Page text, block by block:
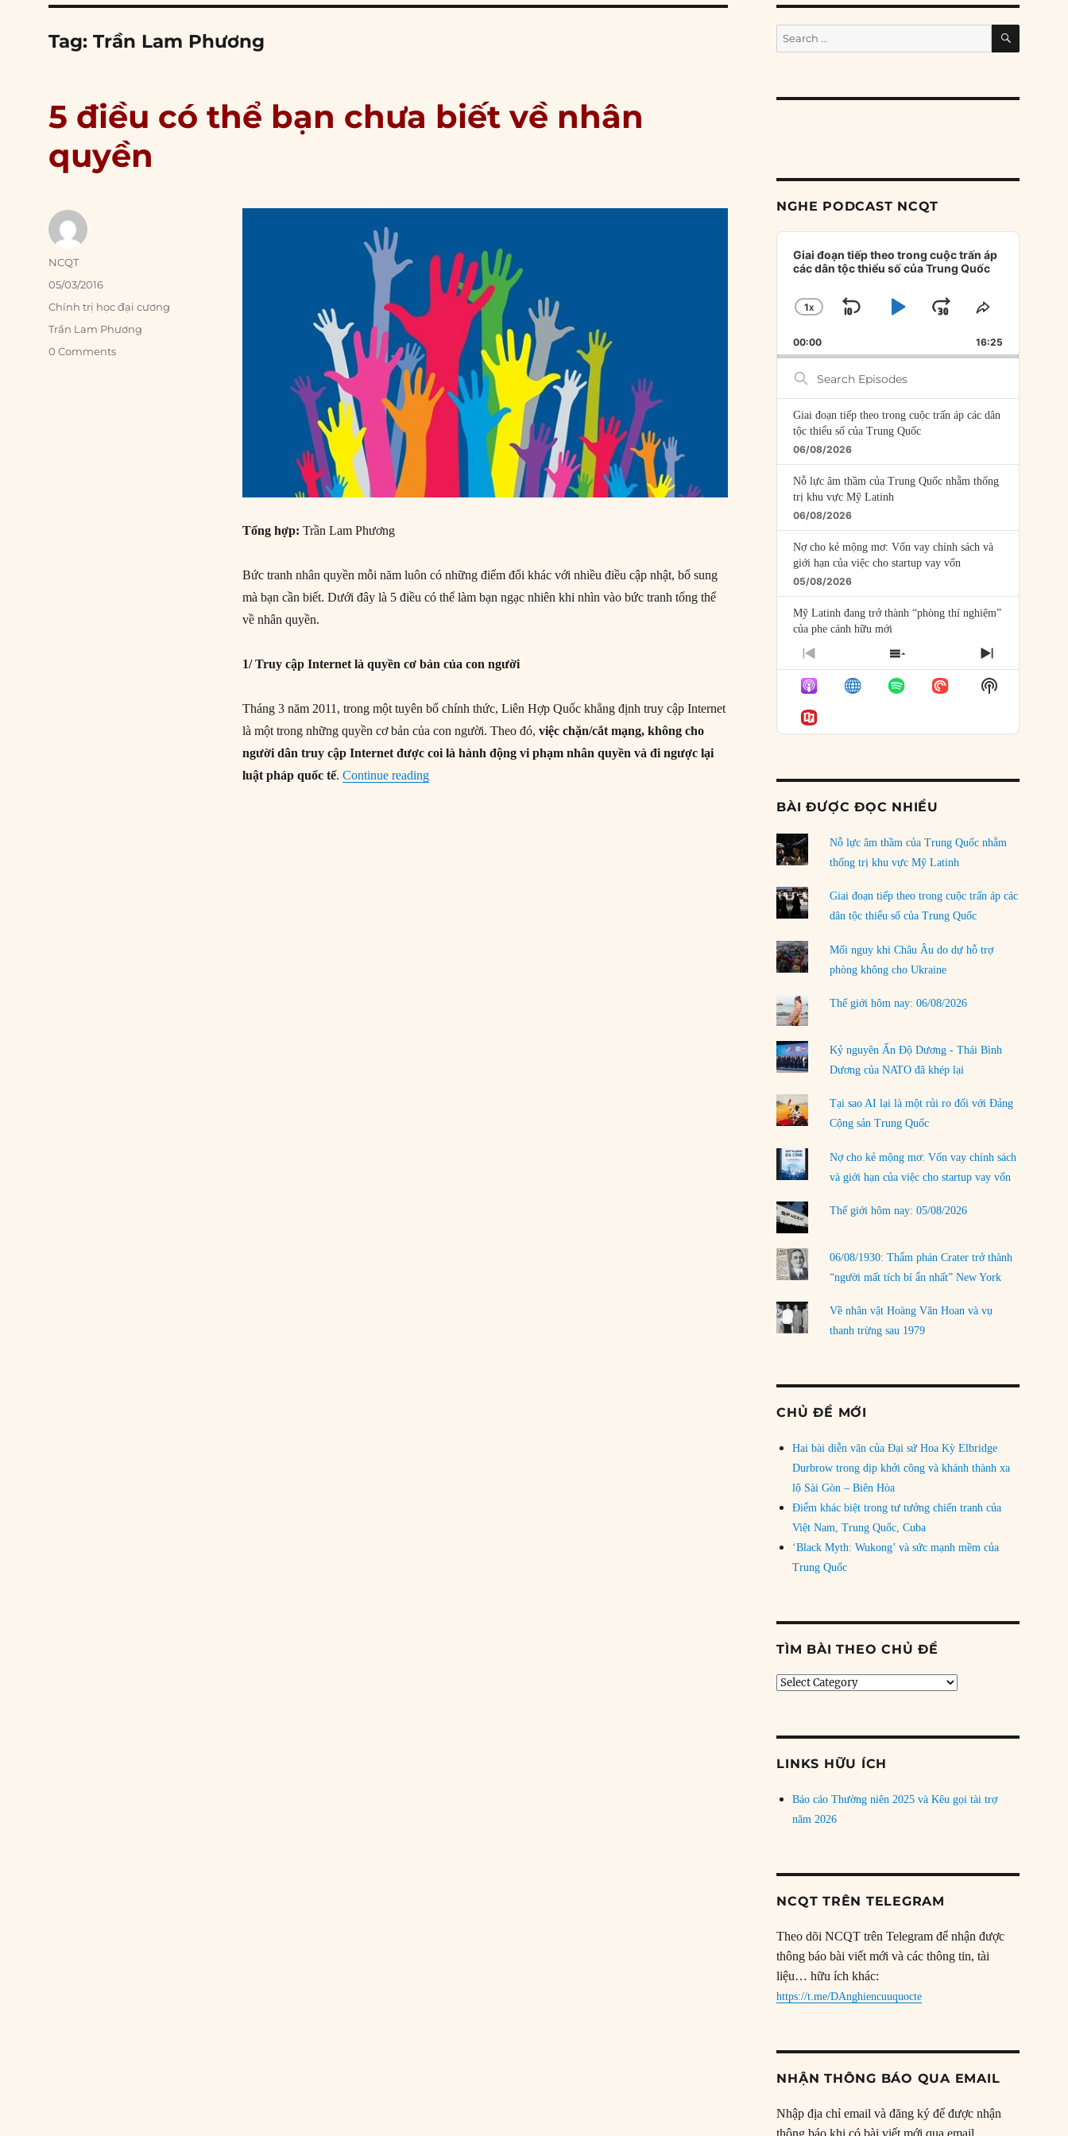
Tag:Trần Lam Phương
5 điều có thể bạn chưa biết về nhân
quyền
Tổng hợp:Trần Lam Phương
Bức tranh nhân quyền mỗi năm luôn có những điểm đổi khác với nhiều điều cập nhật, bổ sung
mà bạn cần biết. Dưới đây là 5 điều có thể làm bạn ngạc nhiên khi nhìn vào bức tranh tổng thể
về nhân quyền.
1/ Truy cập Internet là quyền cơ bản của con người
Tháng 3 năm 2011, trong một tuyên bố chính thức, Liên Hợp Quốc khẳng định truy cập Internet
là một trong những quyền cơ bản của con người. Theo đó,việc chặn/cắt mạng, không cho
người dân truy cập Internet được coi là hành động vi phạm nhân quyền và đi ngược lại
luật pháp quốc tế.Continue reading“5 điều có thể bạn chưa biết về nhân quyền”
Author
NCQT
Posted
on
05/03/2016
Categories
Chính trị học đại cương
Tags
Trần Lam Phương
0 Comments
Search
for:
SEARCH
NGHE PODCAST NCQT
Audio
Player
Giai đoạn tiếp theo trong cuộc trấn áp
các dân tộc thiểu số của Trung Quốc
CHANGE
RATE
1X
SKIP
BACKWARD
PLAYJUMP
FORWARD
SHARE
EPISODE
00:00 16:25
Search
Episodes
Giai đoạn tiếp theo trong cuộc trấn áp các dân
tộc thiểu số của Trung Quốc
06/08/2026
Nỗ lực âm thầm của Trung Quốc nhằm thống
trị khu vực Mỹ Latinh
06/08/2026
Nợ cho kẻ mộng mơ: Vốn vay chính sách và
giới hạn của việc cho startup vay vốn
05/08/2026
Mỹ Latinh đang trở thành “phòng thí nghiệm”
của phe cánh hữu mới
04/08/2026
Tại sao Trung Quốc phủ nhận cuộc gặp với
Ngoại trưởng Nhật Bản?
04/08/2026
03/08/2026
Đặt cược vào thất bại: Các quỹ đầu tư mạo
rủi ro
02/08/2026
Làm thế nào để kết thúc Chiến tranh Iran?
01/08/2026
Chiến lược kế tiếp của Bắc Kinh ở Biển Đông
31/07/2026
Trật tự thế giới mới: Các nước nhỏ sẽ luôn
phải chịu đựng?
30/07/2026
LOAD MORE
PREVIOUS
EPISODE
SHOW
EPISODES
LIST
NEXT
EPISODE
Show
Podcast
BÀI ĐƯỢC ĐỌC NHIỀU
Nỗ lực âm thầm của Trung Quốc nhằm
thống trị khu vực Mỹ Latinh
Giai đoạn tiếp theo trong cuộc trấn áp các
dân tộc thiểu số của Trung Quốc
Mối nguy khi Châu Âu do dự hỗ trợ
phòng không cho Ukraine
Thế giới hôm nay: 06/08/2026
Kỷ nguyên Ấn Độ Dương - Thái Bình
Dương của NATO đã khép lại
Tại sao AI lại là một rủi ro đối với Đảng
Cộng sản Trung Quốc
Nợ cho kẻ mộng mơ: Vốn vay chính sách
và giới hạn của việc cho startup vay vốn
Thế giới hôm nay: 05/08/2026
06/08/1930: Thẩm phán Crater trở thành
“người mất tích bí ẩn nhất” New York
Về nhân vật Hoàng Văn Hoan và vụ
thanh trừng sau 1979
CHỦ ĐỀ MỚI
Hai bài diễn văn của Đại sứ Hoa Kỳ Elbridge
Durbrow trong dịp khởi công và khánh thành xa
lộ Sài Gòn – Biên Hòa
Điểm khác biệt trong tư tưởng chiến tranh của
Việt Nam, Trung Quốc, Cuba
‘Black Myth: Wukong’ và sức mạnh mềm của
Trung Quốc
TÌM BÀI THEO CHỦ ĐỀ
Tìm
LINKS HỮU ÍCH
Báo cáo Thường niên 2025 và Kêu gọi tài trợ
năm 2026
NCQT TRÊN TELEGRAM
Theo dõi NCQT trên Telegram để nhận được
thông báo bài viết mới và các thông tin, tài
liệu… hữu ích khác:
https://t.me/DAnghiencuuquocte
NHẬN THÔNG BÁO QUA EMAIL
Nhập địa chỉ email và đăng ký để được nhận